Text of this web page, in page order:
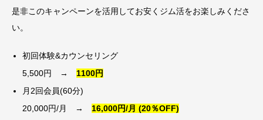
是非このキャンペーンを活用してお安くジム活をお楽しみくださ
い。
初回体験&カウンセリング
5,500円 → 1100円
月2回会員(60分)
20,000円/月 → 16,000円/月 (20％OFF)